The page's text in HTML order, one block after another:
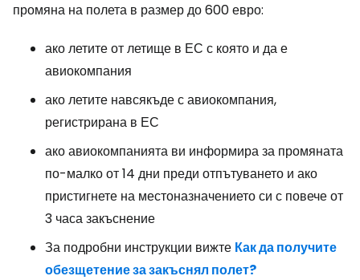
промяна на полета в размер до 600 евро:
ако летите от летище в ЕС с която и да е
авиокомпания
ако летите навсякъде с авиокомпания,
регистрирана в ЕС
ако авиокомпанията ви информира за промяната
по-малко от 14 дни преди отпътуването и ако
пристигнете на местоназначението си с повече от
3 часа закъснение
За подробни инструкции вижте Как да получите
обезщетение за закъснял полет?